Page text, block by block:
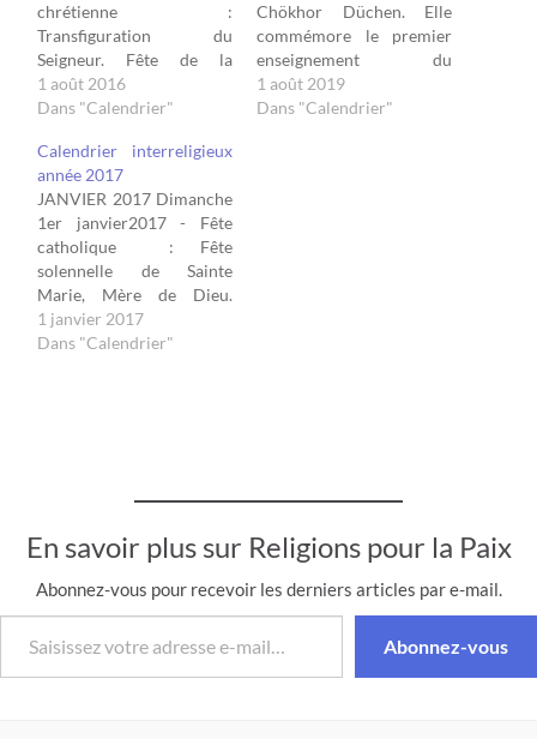
chrétienne :
Transfiguration du
Seigneur. Fête de la
manifestation du Christ
comme Fils de Dieu.
se manifeste dans la
Gloire en parlant à Moïse
et à Elie. Samedi 6 août
2016 - Fête bouddhique :
Chökhor Düchen * Jour…
1 août 2016
Dans "Calendrier"
Chökhor Düchen. Elle
commémore le premier
enseignement du
Bouddha : après son éveil,
le Bouddha s’adressa aux
1 août 2019
Dans "Calendrier"
Calendrier interreligieux
année 2017
JANVIER 2017 Dimanche
1er janvier2017 - Fête
catholique : Fête
solennelle de Sainte
Marie, Mère de Dieu.
Voeux pour la paix dans
nos vies et pour le monde.
1 janvier 2017
Dans "Calendrier"
En savoir plus sur Religions pour la Paix
Abonnez-vous pour recevoir les derniers articles par e-mail.
Saisissez votre adresse e-mail…
Abonnez-vous